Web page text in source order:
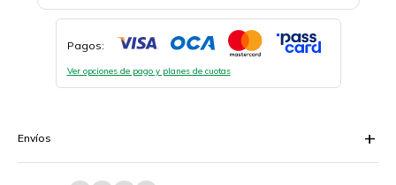
Pagos:
Ver opciones de pago y planes de cuotas
Envíos